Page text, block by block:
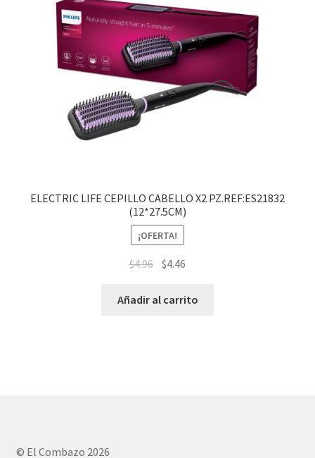
ELECTRIC LIFE CEPILLO CABELLO X2 PZ.REF:ES21832
(12*27.5CM)
¡OFERTA!
$4.96 $4.46
Añadir al carrito
© El Combazo 2026